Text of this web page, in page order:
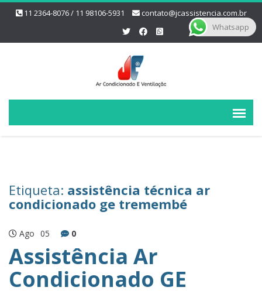
11 2364-8076 / 11 98106-5931 contato@jcassistencia.com.br
Etiqueta: assistência técnica ar
condicionado ge tremembé
Ago 05 0
Assistência Ar
Condicionado GE
Whatsapp